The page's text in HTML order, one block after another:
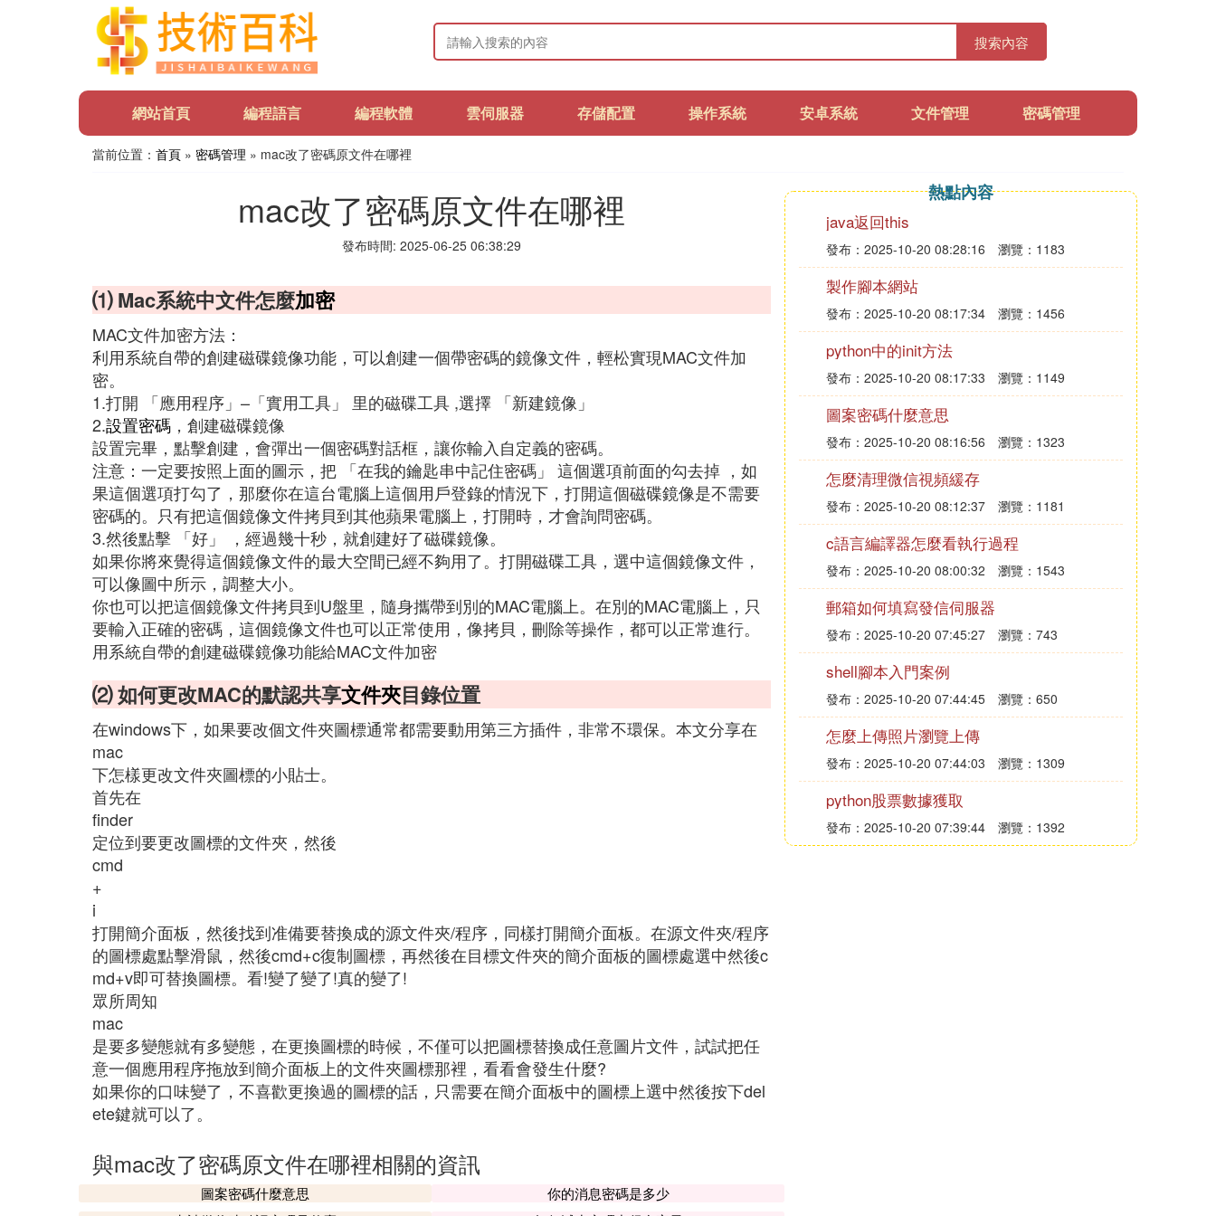
搜索內容
網站首頁 編程語言 編程軟體 雲伺服器 存儲配置 操作系統 安卓系統 文件管理 密碼管理
當前位置： 首頁 » 密碼管理 » mac改了密碼原文件在哪裡
mac改了密碼原文件在哪裡
發布時間: 2025-06-25 06:38:29
⑴ Mac系統中文件怎麼加密
MAC文件加密方法：
利用系統自帶的創建磁碟鏡像功能，可以創建一個帶密碼的鏡像文件，輕松實現MAC文件加
密。
1.打開 「應用程序」–「實用工具」 里的磁碟工具 ,選擇 「新建鏡像」
2.設置密碼 ，創建磁碟鏡像
設置完畢，點擊創建，會彈出一個密碼對話框，讓你輸入自定義的密碼。
注意：一定要按照上面的圖示，把 「在我的鑰匙串中記住密碼」 這個選項前面的勾去掉 ，如
果這個選項打勾了，那麼你在這台電腦上這個用戶登錄的情況下，打開這個磁碟鏡像是不需要
密碼的。只有把這個鏡像文件拷貝到其他蘋果電腦上，打開時，才會詢問密碼。
3.然後點擊 「好」 ，經過幾十秒，就創建好了磁碟鏡像。
如果你將來覺得這個鏡像文件的最大空間已經不夠用了。打開磁碟工具，選中這個鏡像文件，
可以像圖中所示，調整大小。
你也可以把這個鏡像文件拷貝到U盤里，隨身攜帶到別的MAC電腦上。在別的MAC電腦上，只
要輸入正確的密碼，這個鏡像文件也可以正常使用，像拷貝，刪除等操作，都可以正常進行。
用系統自帶的創建磁碟鏡像功能給MAC文件加密
⑵ 如何更改MAC的默認共享文件夾目錄位置
在windows下，如果要改個文件夾圖標通常都需要動用第三方插件，非常不環保。本文分享在
mac
下怎樣更改文件夾圖標的小貼士。
首先在
finder
定位到要更改圖標的文件夾，然後
cmd
+
i
打開簡介面板，然後找到准備要替換成的源文件夾/程序，同樣打開簡介面板。在源文件夾/程序
的圖標處點擊滑鼠，然後cmd+c復制圖標，再然後在目標文件夾的簡介面板的圖標處選中然後c
md+v即可替換圖標。看!變了變了!真的變了!
眾所周知
mac
是要多變態就有多變態，在更換圖標的時候，不僅可以把圖標替換成任意圖片文件，試試把任
意一個應用程序拖放到簡介面板上的文件夾圖標那裡，看看會發生什麼?
如果你的口味變了，不喜歡更換過的圖標的話，只需要在簡介面板中的圖標上選中然後按下del
ete鍵就可以了。
與mac改了密碼原文件在哪裡相關的資訊
圖案密碼什麼意思
你的消息密碼是多少
熱點內容
java返回this
發布：2025-10-20 08:28:16 瀏覽：1183
製作腳本網站
發布：2025-10-20 08:17:34 瀏覽：1456
python中的init方法
發布：2025-10-20 08:17:33 瀏覽：1149
圖案密碼什麼意思
發布：2025-10-20 08:16:56 瀏覽：1323
怎麼清理微信視頻緩存
發布：2025-10-20 08:12:37 瀏覽：1181
c語言編譯器怎麼看執行過程
發布：2025-10-20 08:00:32 瀏覽：1543
郵箱如何填寫發信伺服器
發布：2025-10-20 07:45:27 瀏覽：743
shell腳本入門案例
發布：2025-10-20 07:44:45 瀏覽：650
怎麼上傳照片瀏覽上傳
發布：2025-10-20 07:44:03 瀏覽：1309
python股票數據獲取
發布：2025-10-20 07:39:44 瀏覽：1392